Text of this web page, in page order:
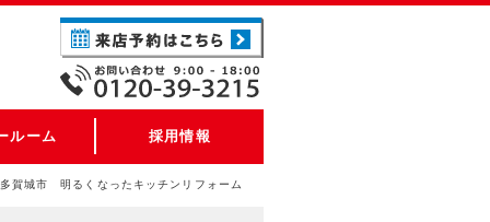
ルーム 採用情報
賀城市 明るくなったキッチンリフォーム